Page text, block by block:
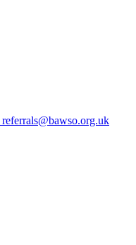
referrals@bawso.org.uk